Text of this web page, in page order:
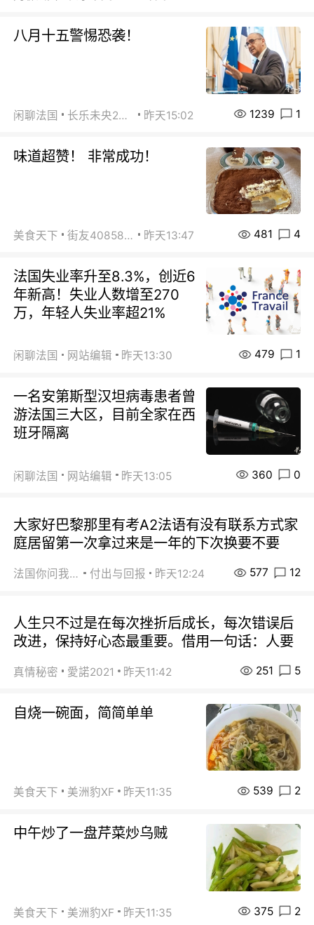
八月十五警惕恐袭！
闲聊法国 长乐未央2015 昨天15:02 1239 1
味道超赞！ 非常成功！
美食天下 街友40858442 昨天13:47 481 4
法国失业率升至8.3%，创近6
年新高！失业人数增至270
万，年轻人失业率超21%
闲聊法国 网站编辑 昨天13:30 479 1
一名安第斯型汉坦病毒患者曾
游法国三大区，目前全家在西
班牙隔离
闲聊法国 网站编辑 昨天13:05 360 0
大家好巴黎那里有考A2法语有没有联系方式家
庭居留第一次拿过来是一年的下次换要不要
法国你问我答 付出与回报 昨天12:24 577 12
人生只不过是在每次挫折后成长，每次错误后
改进，保持好心态最重要。借用一句话：人要
真情秘密 愛諾2021 昨天11:42 251 5
自烧一碗面，简简单单
美食天下 美洲豹XF 昨天11:35 539 2
中午炒了一盘芹菜炒乌贼
美食天下 美洲豹XF 昨天11:35 375 2